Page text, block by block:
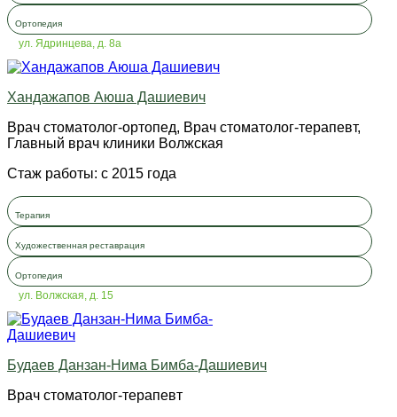
Ортопедия
ул. Ядринцева, д. 8а
Хандажапов Аюша Дашиевич
Врач стоматолог-ортопед, Врач стоматолог-терапевт,
Главный врач клиники Волжская
Стаж работы: с 2015 года
Терапия
Художественная реставрация
Ортопедия
ул. Волжская, д. 15
Будаев Данзан-Нима Бимба-Дашиевич
Врач стоматолог-терапевт